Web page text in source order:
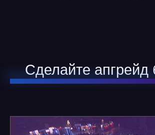
Сделайте апгрейд